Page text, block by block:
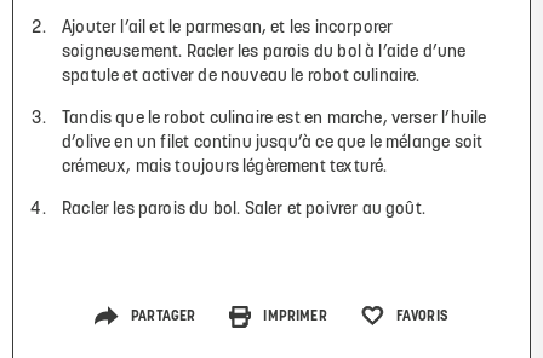
Ajouter l’ail et le parmesan, et les incorporer
soigneusement. Racler les parois du bol à l’aide d’une
spatule et activer de nouveau le robot culinaire.
Tandis que le robot culinaire est en marche, verser l’huile
d’olive en un filet continu jusqu’à ce que le mélange soit
crémeux, mais toujours légèrement texturé.
Racler les parois du bol. Saler et poivrer au goût.
PARTAGER IMPRIMER FAVORIS